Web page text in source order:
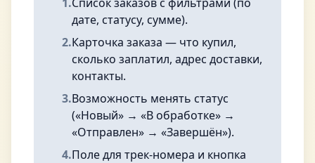
дате, статусу, сумме).
2.Карточка заказа — что купил,
сколько заплатил, адрес доставки,
контакты.
3.Возможность менять статус
(«Новый» → «В обработке» →
«Отправлен» → «Завершён»).
4.Поле для трек-номера и кнопка